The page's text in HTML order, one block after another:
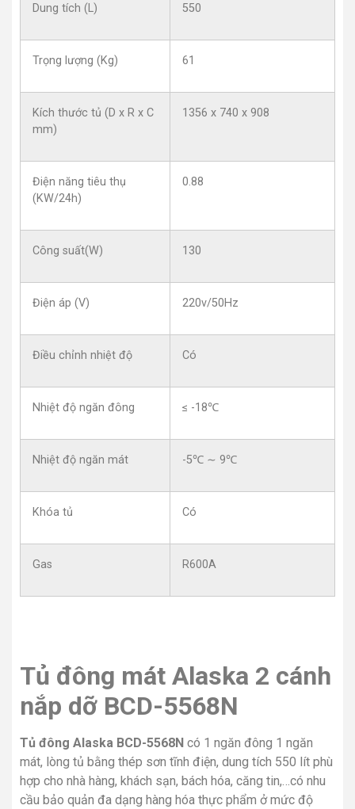
Dung tích (L) 550
Trọng lượng (Kg) 61
Kích thước tủ (D x R x C
mm)
1356 x 740 x 908
Điện năng tiêu thụ
(KW/24h)
0.88
Công suất(W) 130
Điện áp (V) 220v/50Hz
Điều chỉnh nhiệt độ Có
Nhiệt độ ngăn đông ≤ -18℃
Nhiệt độ ngăn mát -5℃ ∼ 9℃
Khóa tủ Có
Gas R600A
Tủ đông mát Alaska 2 cánh
nắp dỡ BCD-5568N
Tủ đông Alaska BCD-5568N có 1 ngăn đông 1 ngăn
mát, lòng tủ bằng thép sơn tĩnh điện, dung tích 550 lít phù
hợp cho nhà hàng, khách sạn, bách hóa, căng tin,…có nhu
cầu bảo quản đa dạng hàng hóa thực phẩm ở mức độ